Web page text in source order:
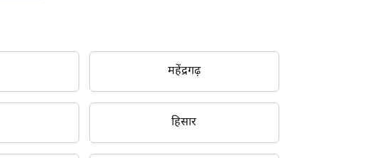
महेंद्रगढ़
हिसार